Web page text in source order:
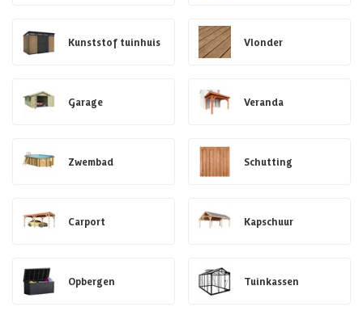
Kunststof tuinhuis Vlonder
Garage Veranda
Zwembad Schutting
Carport Kapschuur
Opbergen Tuinkassen